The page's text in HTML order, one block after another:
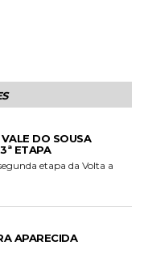
DO SOUSA
ETAPA
etapa da Volta a
APARECIDA